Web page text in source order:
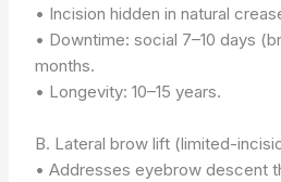
• Incision hidden in natural
• Downtime: social 7–10 days
months.
• Longevity: 10–15 years.
B. Lateral brow lift (limited-
• Addresses eyebrow descent